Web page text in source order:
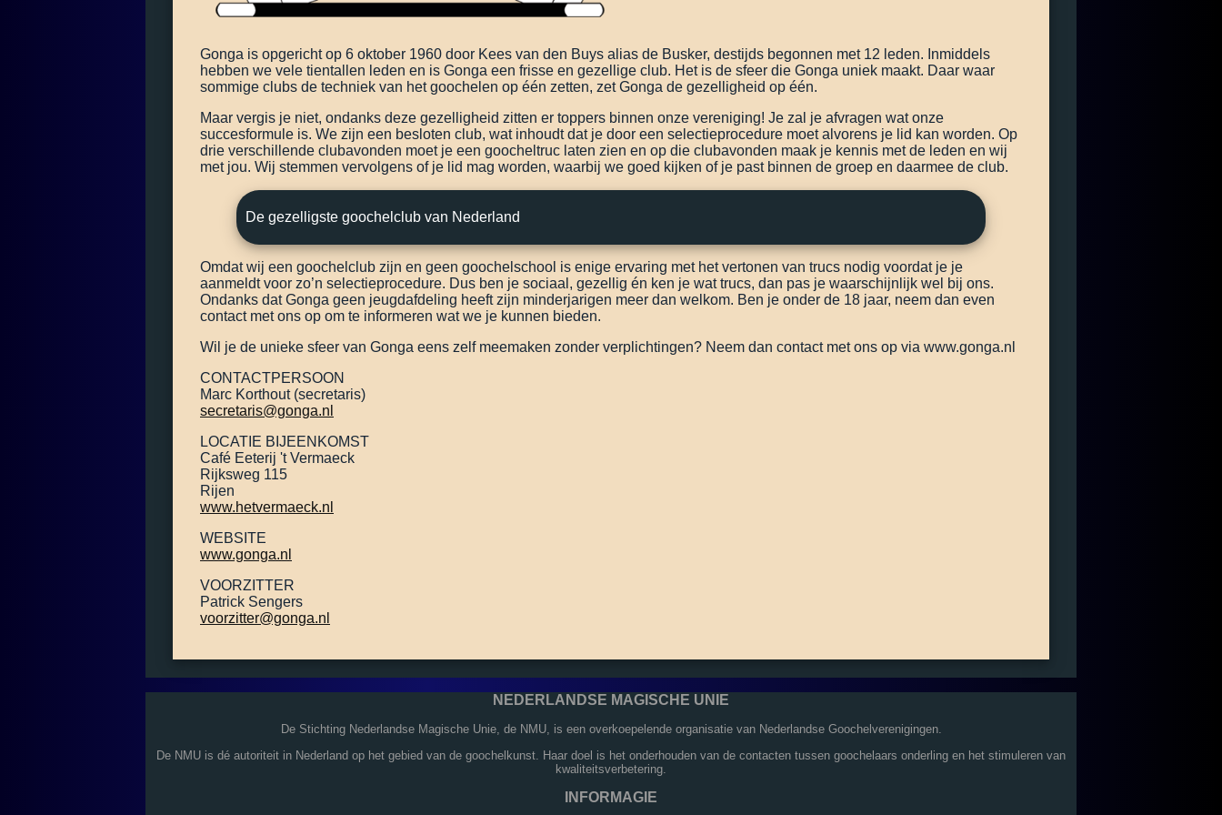
Gonga is opgericht op 6 oktober 1960 door Kees van den Buys alias de Busker, destijds begonnen met 12 leden. Inmiddels
hebben we vele tientallen leden en is Gonga een frisse en gezellige club. Het is de sfeer die Gonga uniek maakt. Daar waar
sommige clubs de techniek van het goochelen op één zetten, zet Gonga de gezelligheid op één.
Maar vergis je niet, ondanks deze gezelligheid zitten er toppers binnen onze vereniging! Je zal je afvragen wat onze
succesformule is. We zijn een besloten club, wat inhoudt dat je door een selectieprocedure moet alvorens je lid kan worden. Op
drie verschillende clubavonden moet je een goocheltruc laten zien en op die clubavonden maak je kennis met de leden en wij
met jou. Wij stemmen vervolgens of je lid mag worden, waarbij we goed kijken of je past binnen de groep en daarmee de club.
De gezelligste goochelclub van Nederland
Omdat wij een goochelclub zijn en geen goochelschool is enige ervaring met het vertonen van trucs nodig voordat je je
aanmeldt voor zo’n selectieprocedure. Dus ben je sociaal, gezellig én ken je wat trucs, dan pas je waarschijnlijk wel bij ons.
Ondanks dat Gonga geen jeugdafdeling heeft zijn minderjarigen meer dan welkom. Ben je onder de 18 jaar, neem dan even
contact met ons op om te informeren wat we je kunnen bieden.
Wil je de unieke sfeer van Gonga eens zelf meemaken zonder verplichtingen? Neem dan contact met ons op via www.gonga.nl
CONTACTPERSOON
Marc Korthout (secretaris)
secretaris@gonga.nl
LOCATIE BIJEENKOMST
Café Eeterij 't Vermaeck
Rijksweg 115
Rijen
www.hetvermaeck.nl
WEBSITE
www.gonga.nl
VOORZITTER
Patrick Sengers
voorzitter@gonga.nl
NEDERLANDSE MAGISCHE UNIE
De Stichting Nederlandse Magische Unie, de NMU, is een overkoepelende organisatie van Nederlandse Goochelverenigingen.
De NMU is dé autoriteit in Nederland op het gebied van de goochelkunst. Haar doel is het onderhouden van de contacten tussen goochelaars onderling en het stimuleren van
kwaliteitsverbetering.
INFORMAGIE